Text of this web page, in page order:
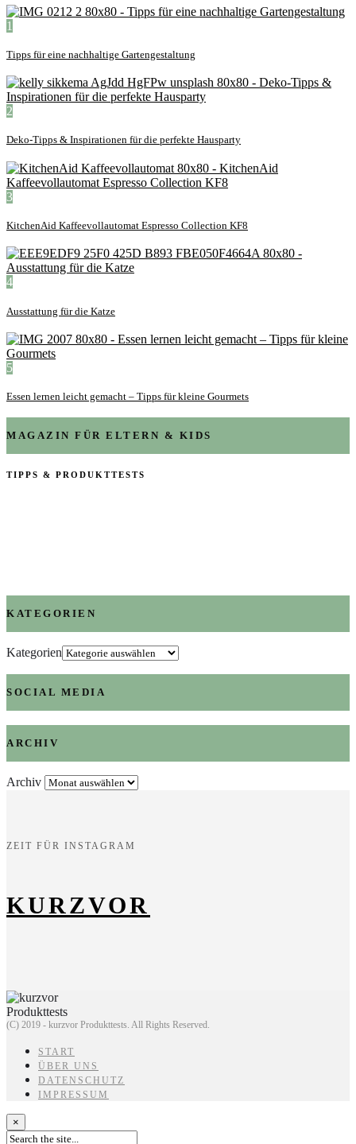
1
Tipps für eine nachhaltige Gartengestaltung
2
Deko-Tipps & Inspirationen für die perfekte Hausparty
3
KitchenAid Kaffeevollautomat Espresso Collection KF8
4
Ausstattung für die Katze
5
Essen lernen leicht gemacht – Tipps für kleine Gourmets
MAGAZIN FÜR ELTERN & KIDS
TIPPS & PRODUKTTESTS
KATEGORIEN
Kategorien
SOCIAL MEDIA
ARCHIV
Archiv
ZEIT FÜR INSTAGRAM
KURZVOR
(C) 2019 - kurzvor Produkttests. All Rights Reserved.
START
ÜBER UNS
DATENSCHUTZ
IMPRESSUM
×